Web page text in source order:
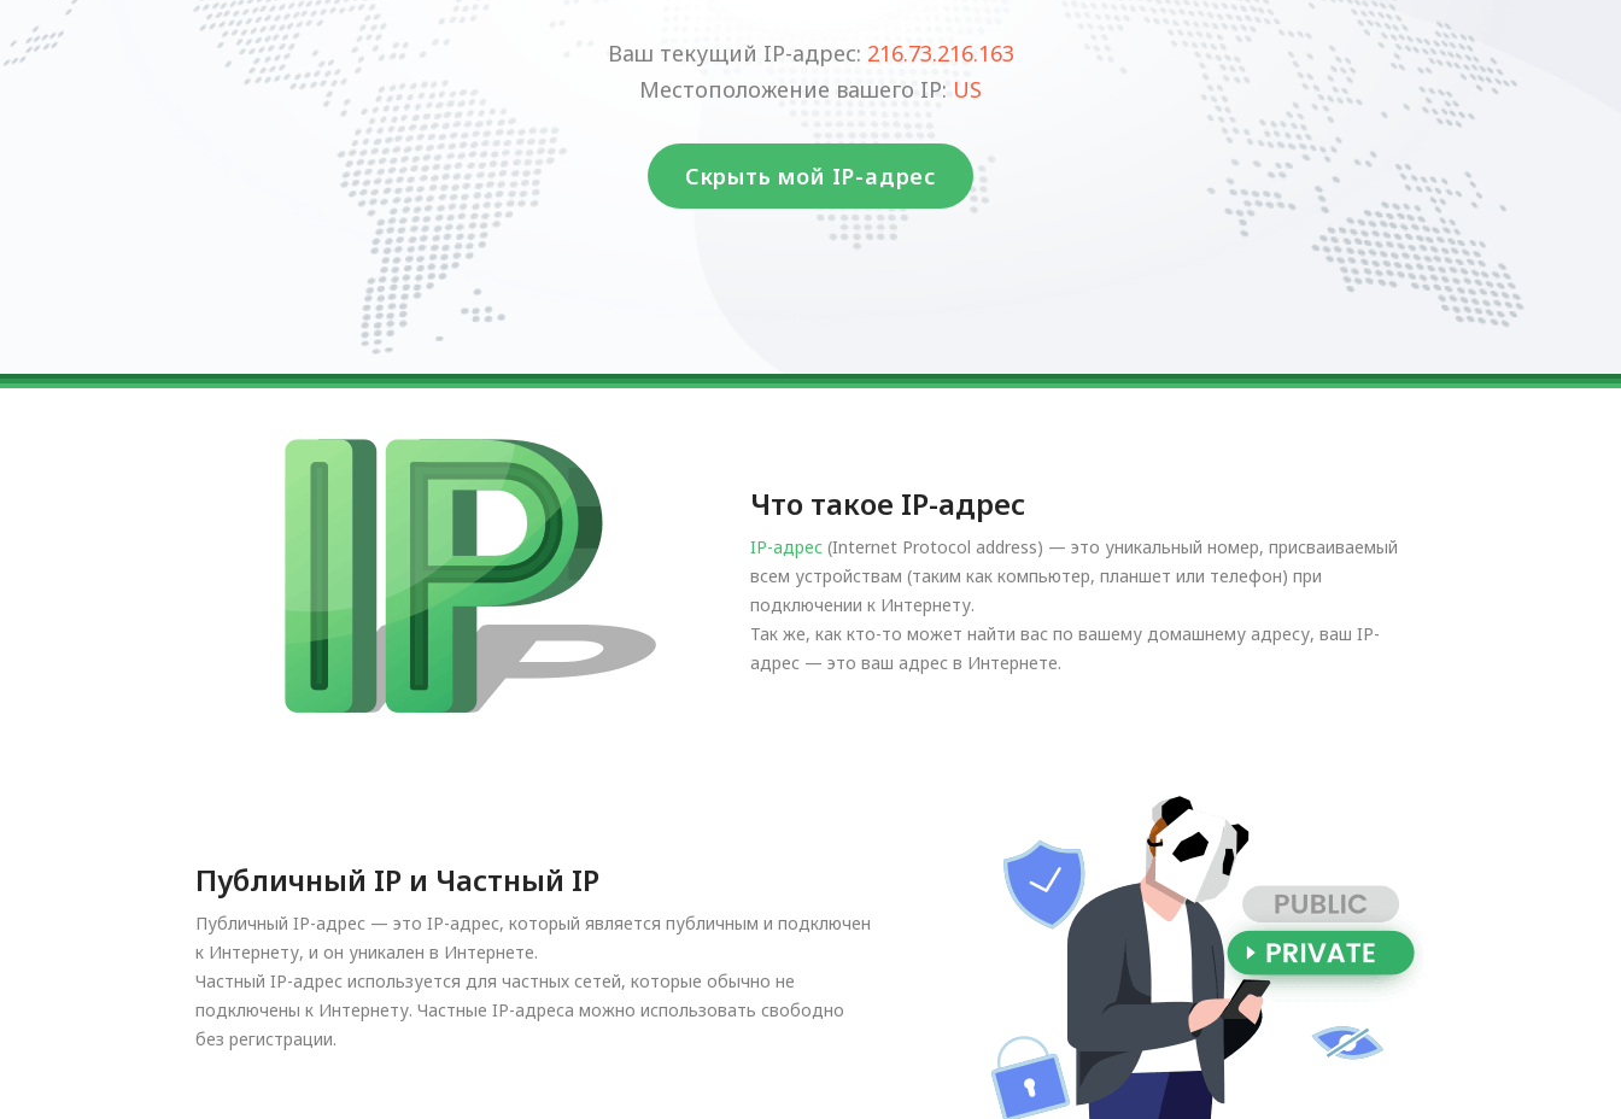
Ваш текущий IP-адрес: 216.73.216.163
Местоположение вашего IP: US
Скрыть мой IP-адрес
Что такое IP-адрес
IP-адрес (Internet Protocol address) — это уникальный номер, присваиваемый
всем устройствам (таким как компьютер, планшет или телефон) при
подключении к Интернету.
Так же, как кто-то может найти вас по вашему домашнему адресу, ваш IP-
адрес — это ваш адрес в Интернете.
Публичный IP и Частный IP
Публичный IP-адрес — это IP-адрес, который является публичным и подключен
к Интернету, и он уникален в Интернете.
Частный IP-адрес используется для частных сетей, которые обычно не
подключены к Интернету. Частные IP-адреса можно использовать свободно
без регистрации.